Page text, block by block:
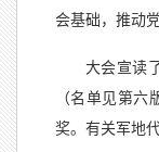
会基础，推动
大会宣读
（名单见第六
奖。有关军地